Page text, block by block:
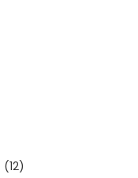
(12)